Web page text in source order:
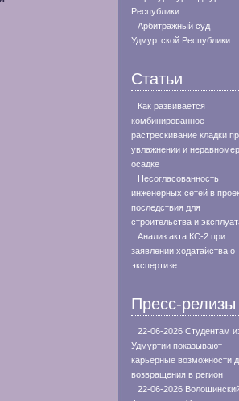
Республики
Арбитражный суд
Удмуртской Республики
Статьи
Как развивается
комбинированное
растрескивание кладки
увлажнении и
осадке
Несогласованность
инженерных сетей в
последствия для
строительства и
Анализ акта КС-2 при
заявлении ходатайства о
экспертизе
Пресс-релизы
22-06-2026 Студентам
Удмуртии показывают
карьерные возможности
возвращения в регион
22-06-2026